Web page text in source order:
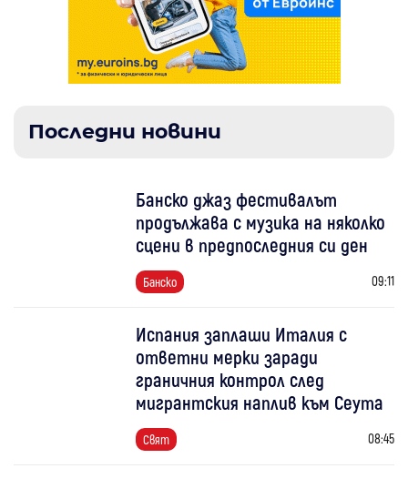
Последни новини
Банско джаз фестивалът
продължава с музика на няколко
сцени в предпоследния си ден
Банско 09:11
Испания заплаши Италия с
ответни мерки заради
граничния контрол след
мигрантския наплив към Сеута
Свят 08:45